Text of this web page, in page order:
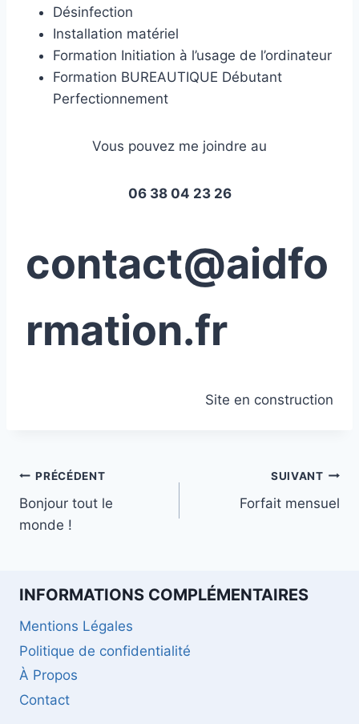
Désinfection
Installation matériel
Formation Initiation à l’usage de l’ordinateur
Formation BUREAUTIQUE Débutant
Perfectionnement
Vous pouvez me joindre au
06 38 04 23 26
contact@aidfo
rmation.fr
Site en construction
Navigation
de
PRÉCÉDENT
Bonjour tout le
monde !
SUIVANT
Forfait mensuel
INFORMATIONS COMPLÉMENTAIRES
Mentions Légales
Politique de confidentialité
À Propos
Contact